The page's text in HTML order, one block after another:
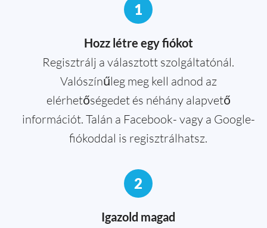
1
Hozz létre egy fiókot
Regisztrálj a választott szolgáltatónál.
Valószínűleg meg kell adnod az
elérhetőségedet és néhány alapvető
információt. Talán a Facebook- vagy a Google-
fiókoddal is regisztrálhatsz.
2
Igazold magad